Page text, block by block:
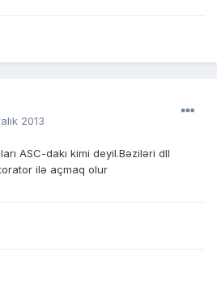
2013
ASC-dakı kimi deyil.Bəziləri dll
ilə açmaq olur